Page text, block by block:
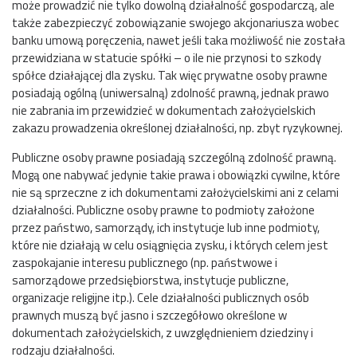
może prowadzić nie tylko dowolną działalność gospodarczą, ale
także zabezpieczyć zobowiązanie swojego akcjonariusza wobec
banku umową poręczenia, nawet jeśli taka możliwość nie została
przewidziana w statucie spółki – o ile nie przynosi to szkody
spółce działającej dla zysku. Tak więc prywatne osoby prawne
posiadają ogólną (uniwersalną) zdolność prawną, jednak prawo
nie zabrania im przewidzieć w dokumentach założycielskich
zakazu prowadzenia określonej działalności, np. zbyt ryzykownej.
Publiczne osoby prawne posiadają szczególną zdolność prawną.
Mogą one nabywać jedynie takie prawa i obowiązki cywilne, które
nie są sprzeczne z ich dokumentami założycielskimi ani z celami
działalności. Publiczne osoby prawne to podmioty założone
przez państwo, samorządy, ich instytucje lub inne podmioty,
które nie działają w celu osiągnięcia zysku, i których celem jest
zaspokajanie interesu publicznego (np. państwowe i
samorządowe przedsiębiorstwa, instytucje publiczne,
organizacje religijne itp.). Cele działalności publicznych osób
prawnych muszą być jasno i szczegółowo określone w
dokumentach założycielskich, z uwzględnieniem dziedziny i
rodzaju działalności.